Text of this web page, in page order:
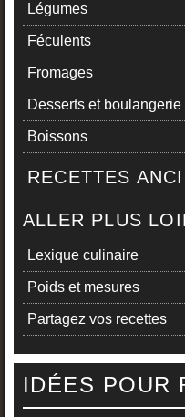
Légumes
Féculents
Fromages
Desserts et boulangerie
Boissons
RECETTES
ALLER PLUS
Lexique culinaire
Poids et mesures
Partagez vos recettes
IDÉES POUR